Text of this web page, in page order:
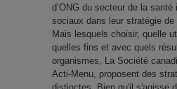
d’ONG du secteur de la
sociaux dans leur stratégie
Mais lesquels choisir, quelle
quelles fins et avec quels
organismes, La Société
Acti-Menu, proposent des